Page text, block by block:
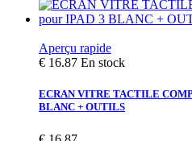
Aperçu rapide
€ 16.87 En stock
ECRAN VITRE TACTILE
BLANC + OUTILS